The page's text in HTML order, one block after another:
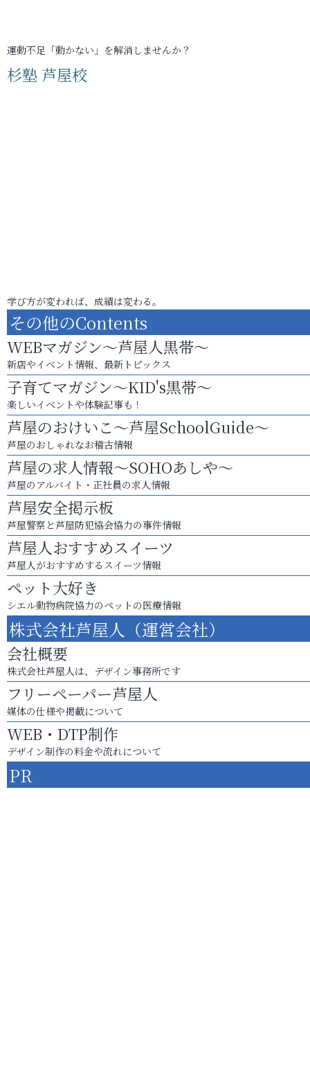
運動不足「動かない」を解消しませんか？
杉塾 芦屋校
学び方が変われば、成績は変わる。
その他のContents
WEBマガジン～芦屋人黒帯～
新店やイベント情報、最新トピックス
子育てマガジン～KID's黒帯～
楽しいイベントや体験記事も！
芦屋のおけいこ～芦屋SchoolGuide～
芦屋のおしゃれなお稽古情報
芦屋の求人情報～SOHOあしや～
芦屋のアルバイト・正社員の求人情報
芦屋安全掲示板
芦屋警察と芦屋防犯協会協力の事件情報
芦屋人おすすめスイーツ
芦屋人がおすすめするスイーツ情報
ペット大好き
シエル動物病院協力のペットの医療情報
株式会社芦屋人（運営会社）
会社概要
株式会社芦屋人は、デザイン事務所です
フリーペーパー芦屋人
媒体の仕様や掲載について
WEB・DTP制作
デザイン制作の料金や流れについて
PR